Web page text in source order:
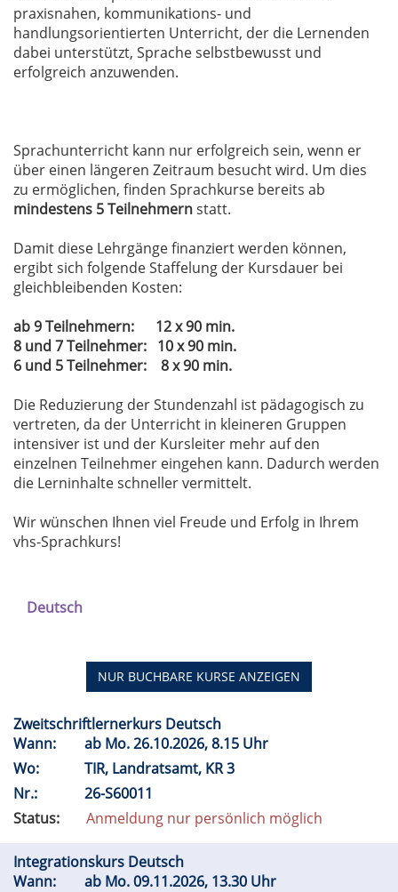
praxisnahen, kommunikations- und
handlungsorientierten Unterricht, der die Lernenden
dabei unterstützt, Sprache selbstbewusst und
erfolgreich anzuwenden.
Sprachunterricht kann nur erfolgreich sein, wenn er
über einen längeren Zeitraum besucht wird. Um dies
zu ermöglichen, finden Sprachkurse bereits ab
mindestens 5 Teilnehmernstatt.
Damit diese Lehrgänge finanziert werden können,
ergibt sich folgende Staffelung der Kursdauer bei
gleichbleibenden Kosten:
ab 9 Teilnehmern: 12 x 90 min.
8 und 7 Teilnehmer: 10 x 90 min.
6 und 5 Teilnehmer: 8 x 90 min.
Die Reduzierung der Stundenzahl ist pädagogisch zu
vertreten, da der Unterricht in kleineren Gruppen
intensiver ist und der Kursleiter mehr auf den
einzelnen Teilnehmer eingehen kann. Dadurch werden
die Lerninhalte schneller vermittelt.
Wir wünschen Ihnen viel Freude und Erfolg in Ihrem
vhs-Sprachkurs!
Deutsch
NUR BUCHBARE KURSE ANZEIGEN
Zweitschriftlernerkurs Deutsch
Wann:
ab Mo.26.10.2026, 8.15 Uhr
Wo:
TIR, Landratsamt, KR 3
Nr.:
26-S60011
Status:
Anmeldung nur persönlich möglich
Integrationskurs Deutsch
Wann:
ab Mo.09.11.2026, 13.30 Uhr